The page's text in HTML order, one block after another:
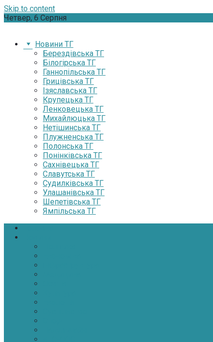
Skip to content
Четвер, 6 Серпня
Новини ТГ
Берездівська ТГ
Білогірська ТГ
Ганнопільська ТГ
Грицівська ТГ
Ізяславська ТГ
Крупецька ТГ
Ленковецька ТГ
Михайлюцька ТГ
Нетішинська ТГ
Плужненська ТГ
Полонська ТГ
Понінківська ТГ
Сахнівецька ТГ
Славутська ТГ
Судилківська ТГ
Улашанівська ТГ
Шепетівська ТГ
Ямпільська ТГ